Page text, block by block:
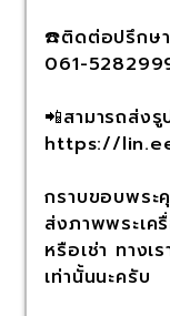
☎️ติดต่อปรึกษา
061-
📲สามารถส่งรู
https://
กราบขอบพระ
ส่งภาพพระเค
หรือเช่า ทางเ
เท่านั้นนะครับ